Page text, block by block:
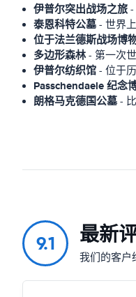
伊普尔突出战场之旅 -
泰恩科特公墓- 世界
位于法兰德斯战场博
多边形森林 - 第一次
伊普尔纺织馆 - 位于
Passchendaele 纪念
朗格马克德国公墓-
9.1 最新
我们的客户